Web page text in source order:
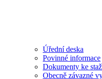
Úřední deska
Povinné informace
Dokumenty ke
Obecně závazné